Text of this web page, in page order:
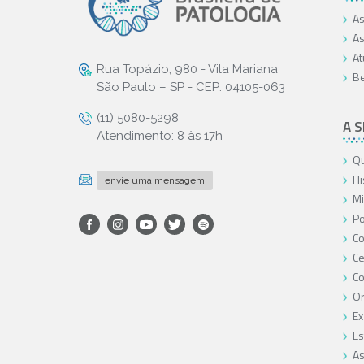
Rua Topázio, 980 - Vila Mariana
São Paulo – SP - CEP: 04105-063
(11) 5080-5298
Atendimento: 8 às 17h
envie uma mensagem
A